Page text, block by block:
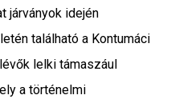
járványok idején
található a Kontumáci
lelki támaszául
a történelmi